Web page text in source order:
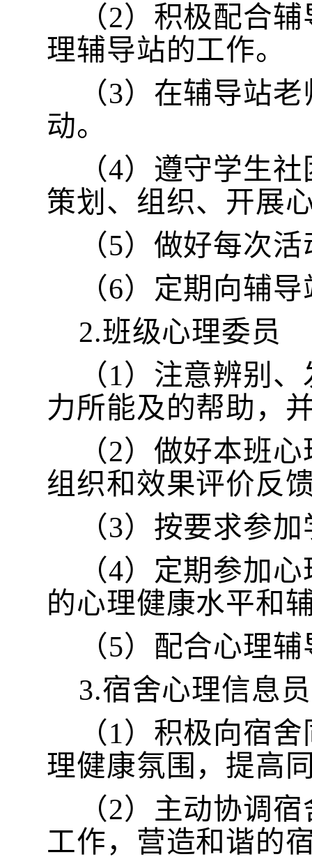
（2）积极配合
理辅导站的工作。
（3）在辅导站
动。
（4）遵守学生
策划、组织、开展
（5）做好每次
（6）定期向辅
2.班级心理委员
（1）注意辨别
力所能及的帮助，
（2）做好本班
组织和效果评价反
（3）按要求参
（4）定期参加
的心理健康水平和
（5）配合心理
3.宿舍心理信息员
（1）积极向宿
理健康氛围，提高
（2）主动协调
工作，营造和谐的